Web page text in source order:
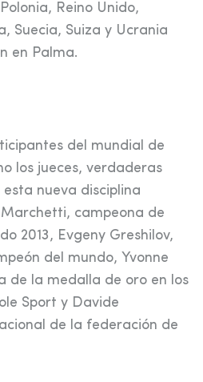
Reino Unido,
Suecia, Suiza y Ucrania
en Palma.
del mundial de
los jueces, verdaderas
nueva disciplina
campeona de
2013, Evgeny Greshilov,
del mundo, Yvonne
de la medalla de oro en los
Sport y Davide
de la federación de